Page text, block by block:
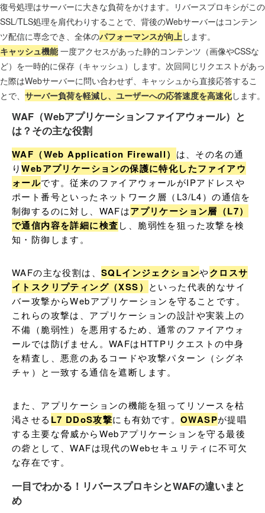
復号処理はサーバーに大きな負荷をかけます。リバースプロキシがこの
SSL/TLS処理を肩代わりすることで、背後のWebサーバーはコンテン
ツ配信に専念でき、全体のパフォーマンスが向上します。
キャッシュ機能一度アクセスがあった静的コンテンツ（画像やCSSな
ど）を一時的に保存（キャッシュ）します。次回同じリクエストがあっ
た際はWebサーバーに問い合わせず、キャッシュから直接応答するこ
とで、 サーバー負荷を軽減し、ユーザーへの応答速度を高速化します。
WAF（Webアプリケーションファイアウォール）と
は？その主な役割
WAF（Web Application Firewall） は、その名の通
りWebアプリケーションの保護に特化したファイアウ
ォールです。従来のファイアウォールがIPアドレスや
ポート番号といったネットワーク層（L3/L4）の通信を
制御するのに対し、WAFはアプリケーション層（L7）
で通信内容を詳細に検査し、脆弱性を狙った攻撃を検
知・防御します。
WAFの主な役割は、 SQLインジェクションやクロスサ
イトスクリプティング（XSS） といった代表的なサイ
バー攻撃からWebアプリケーションを守ることです。
これらの攻撃は、アプリケーションの設計や実装上の
不備（脆弱性）を悪用するため、通常のファイアウォ
ールでは防げません。WAFはHTTPリクエストの中身
を精査し、悪意のあるコードや攻撃パターン（シグネ
チャ）と一致する通信を遮断します。
また、アプリケーションの機能を狙ってリソースを枯
渇させる L7 DDoS攻撃にも有効です。OWASPが提唱
する主要な脅威からWebアプリケーションを守る最後
の砦として、WAFは現代のWebセキュリティに不可欠
な存在です。
一目でわかる！リバースプロキシとWAFの違いまと
め